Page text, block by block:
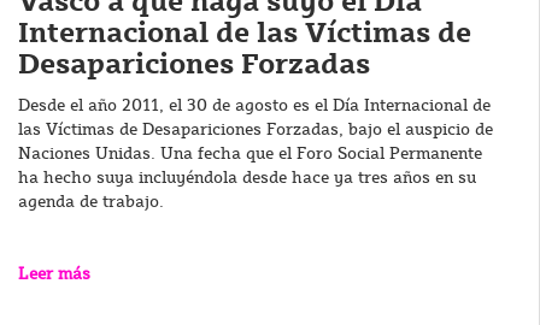
Internacional de las Víctimas de
Desapariciones Forzadas
Desde el año 2011, el 30 de agosto es el Día Internacional de
las Víctimas de Desapariciones Forzadas, bajo el auspicio de
Naciones Unidas. Una fecha que el Foro Social Permanente
ha hecho suya incluyéndola desde hace ya tres años en su
agenda de trabajo.
Leer más